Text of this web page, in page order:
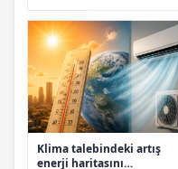
Klima talebindeki artış
enerji haritasını